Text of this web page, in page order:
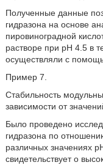
Полученные данные
гидразона на основе
пировиноградной
растворе при рН 4.5 в
осуществляли с
Пример 7.
Стабильность
зависимости от
Было проведено
гидразона по
различных значениях
свидетельствует о